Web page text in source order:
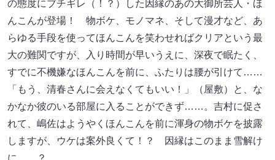
の態度にブチギレ（！？）した因縁のあの大御所芸人・ほ
んこんが登場！ 物ボケ、モノマネ、そして漫才など、あ
らゆる手段を使ってほんこんを笑わせればクリアという最
大の難関ですが、入り時間が早いうえに、深夜で眠たく、
すでに不機嫌なほんこんを前に、ふたりは腰が引けて……
「もう、清春さんに会えなくてもいい！」（屋敷）と、な
かなか彼のいる部屋に入ることができず……。吉村に促さ
れて、嶋佐はようやくほんこんを前に渾身の物ボケを披露
しますが、ウケは案外良くて！？ 因縁はこのまま雪解け
に……？